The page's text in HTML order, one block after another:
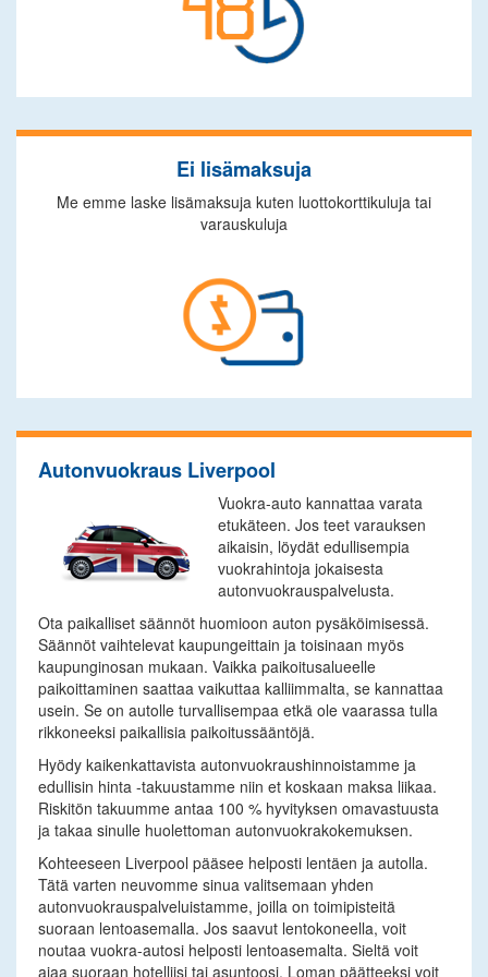
Ei lisämaksuja
Me emme laske lisämaksuja kuten luottokorttikuluja tai
varauskuluja
Autonvuokraus Liverpool
Vuokra-auto kannattaa varata
etukäteen. Jos teet varauksen
aikaisin, löydät edullisempia
vuokrahintoja jokaisesta
autonvuokrauspalvelusta.
Ota paikalliset säännöt huomioon auton pysäköimisessä.
Säännöt vaihtelevat kaupungeittain ja toisinaan myös
kaupunginosan mukaan. Vaikka paikoitusalueelle
paikoittaminen saattaa vaikuttaa kalliimmalta, se kannattaa
usein. Se on autolle turvallisempaa etkä ole vaarassa tulla
rikkoneeksi paikallisia paikoitussääntöjä.
Hyödy kaikenkattavista autonvuokraushinnoistamme ja
edullisin hinta -takuustamme niin et koskaan maksa liikaa.
Riskitön takuumme antaa 100 % hyvityksen omavastuusta
ja takaa sinulle huolettoman autonvuokrakokemuksen.
Kohteeseen Liverpool pääsee helposti lentäen ja autolla.
Tätä varten neuvomme sinua valitsemaan yhden
autonvuokrauspalveluistamme, joilla on toimipisteitä
suoraan lentoasemalla. Jos saavut lentokoneella, voit
noutaa vuokra-autosi helposti lentoasemalta. Sieltä voit
ajaa suoraan hotelliisi tai asuntoosi. Loman päätteeksi voit